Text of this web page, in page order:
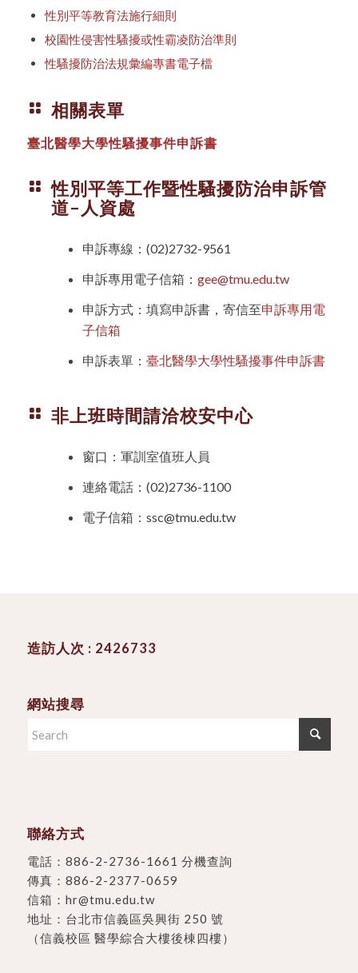
性別平等教育法施行細則
校園性侵害性騷擾或性霸凌防治準則
性騷擾防治法規彙編專書電子檔
相關表單
臺北醫學大學性騷擾事件申訴書
性別平等工作暨性騷擾防治申訴管
道–人資處
申訴專線：(02)2732-9561
申訴專用電子信箱： gee@tmu.edu.tw
申訴方式：填寫申訴書，寄信至申訴專用電
子信箱
申訴表單： 臺北醫學大學性騷擾事件申訴書
非上班時間請洽校安中心
窗口：軍訓室值班人員
連絡電話： (02)2736-1100
電子信箱：ssc@tmu.edu.tw
造訪人次 : 2426733
網站搜尋
聯絡方式
電話： 886-2-2736-1661 分機查詢
傳真：886-2-2377-0659
信箱： hr@tmu.edu.tw
地址： 台北市信義區吳興街 250 號
（信義校區 醫學綜合大樓後棟四樓）